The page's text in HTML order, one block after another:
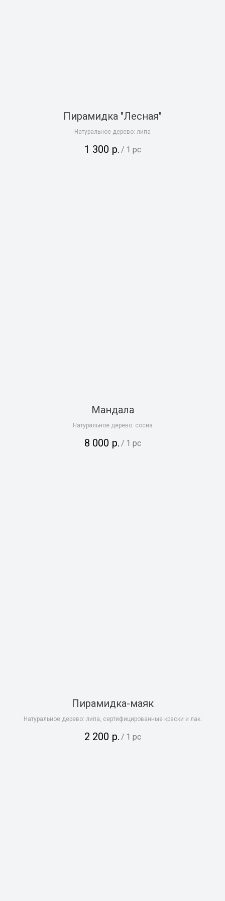
Пирамидка "Лесная"
Натуральное дерево: липа
1 300 р. / 1 pc
Мандала
Натуральное дерево: сосна
8 000 р. / 1 pc
Пирамидка-маяк
Натуральное дерево: липа, сертифицированные краски и лак.
2 200 р. / 1 pc